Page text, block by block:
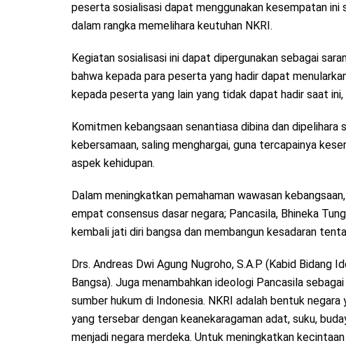
peserta sosialisasi dapat menggunakan kesempatan
dalam rangka memelihara keutuhan NKRI.
Kegiatan sosialisasi ini dapat dipergunakan sebagai
bahwa kepada para peserta yang hadir dapat
kepada peserta yang lain yang tidak dapat hadir saat ini,
Komitmen kebangsaan senantiasa dibina dan
kebersamaan, saling menghargai, guna tercapainya
aspek kehidupan.
Dalam meningkatkan pemahaman wawasan
empat consensus dasar negara; Pancasila, Bhineka
kembali jati diri bangsa dan membangun kesadaran
Drs. Andreas Dwi Agung Nugroho, S.A.P (Kabid Bidang
Bangsa). Juga menambahkan ideologi Pancasila
sumber hukum di Indonesia. NKRI adalah bentuk
yang tersebar dengan keanekaragaman adat, suku,
menjadi negara merdeka. Untuk meningkatkan